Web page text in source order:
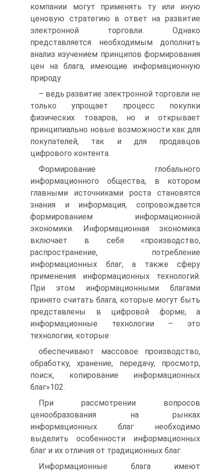
компании могут применять ту или иную
ценовую стратегию в ответ на развитие
электронной торговли. Однако
представляется необходимым дополнить
анализ изучением принципов формирования
цен на блага, имеющие информационную
природу
– ведь развитие электронной торговли не
только упрощает процесс покупки
физических товаров, но и открывает
принципиально новые возможности как для
покупателей, так и для продавцов
цифрового контента.
Формирование глобального
информационного общества, в котором
главными источниками роста становятся
знания и информация, сопровождается
формированием информационной
экономики. Информационная экономика
включает в себя «производство,
распространение, потребление
информационных благ, а также сферу
применения информационных технологий.
При этом информационными благами
принято считать блага, которые могут быть
представлены в цифровой форме, а
информационные технологии – это
технологии, которые
обеспечивают массовое производство,
обработку, хранение, передачу, просмотр,
поиск, копирование информационных
благ»102.
При рассмотрении вопросов
ценообразования на рынках
информационных благ необходимо
выделить особенности информационных
благ и их отличия от традиционных благ.
Информационные блага имеют